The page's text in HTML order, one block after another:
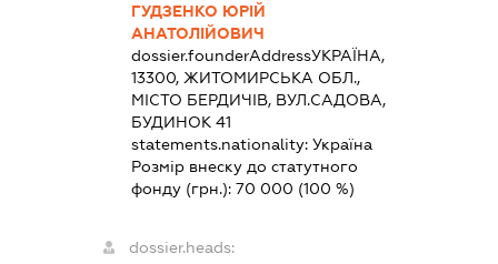
ГУДЗЕНКО ЮРІЙ
АНАТОЛІЙОВИЧ
dossier.founderAddressУКРАЇНА,
13300, ЖИТОМИРСЬКА ОБЛ.,
МІСТО БЕРДИЧІВ, ВУЛ.САДОВА,
БУДИНОК 41
statements.nationality:Україна
Розмір внеску до статутного
фонду (грн.):70 000 (100 %)
dossier.heads: